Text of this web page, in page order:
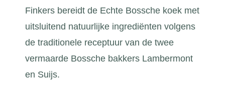
Finkers bereidt de Echte Bossche koek met
uitsluitend natuurlijke ingrediënten volgens
de traditionele receptuur van de twee
vermaarde Bossche bakkers Lambermont
en Suijs.